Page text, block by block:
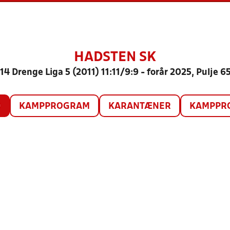
HADSTEN SK
Drenge Liga 5 (2011) 11:11/9:9 - forår 2025, Pulje
KAMPPROGRAM KARANTÆNER